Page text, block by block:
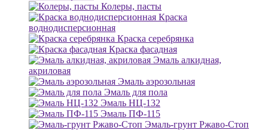
Колеры, пасты
Краска
воднодисперсионная
Краска серебрянка
Краска фасадная
Эмаль алкидная,
акриловая
Эмаль аэрозольная
Эмаль для пола
Эмаль НЦ-132
Эмаль ПФ-115
Эмаль-грунт Ржаво-Стоп